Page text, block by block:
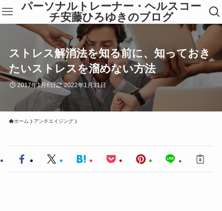
パーソナルトレーナー・ヘルスコー
チ安藤ひろゆきのブログ
ストレス解消法を知る前に、知っておき
たいストレスを溜めない方法
2017年1月6日 2022年1月31日
ホーム アンチエイジング